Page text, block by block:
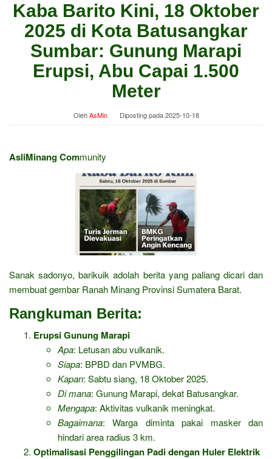
Kaba Barito Kini, 18 Oktober
2025 di Kota Batusangkar
Sumbar: Gunung Marapi
Erupsi, Abu Capai 1.500
Meter
OlehAsMin Diposting pada2025-10-18
AsliMinang Community
Sanak sadonyo, barikuik adolah berita yang paliang dicari dan
membuat gembar Ranah Minang Provinsi Sumatera Barat.
Rangkuman Berita:
Erupsi Gunung Marapi
Apa: Letusan abu vulkanik.
Siapa: BPBD dan PVMBG.
Kapan: Sabtu siang, 18 Oktober 2025.
Di mana: Gunung Marapi, dekat Batusangkar.
Mengapa: Aktivitas vulkanik meningkat.
Bagaimana: Warga diminta pakai masker dan
hindari area radius 3 km.
Optimalisasi Penggilingan Padi dengan Huler Elektrik